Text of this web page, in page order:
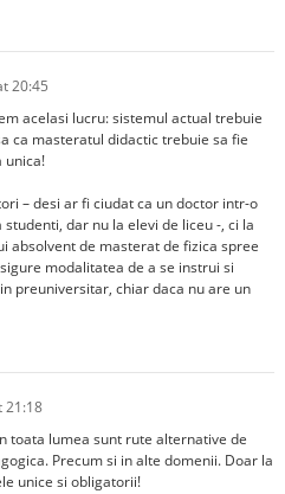
20:45
acelasi lucru: sistemul actual trebuie
ca masteratul didactic trebuie sa fie
unica!
– desi ar fi ciudat ca un doctor intr-o
dar nu la elevi de liceu -, ci la
absolvent de masterat de fizica spree
modalitatea de a se instrui si
preuniversitar, chiar daca nu are un
21:18
toata lumea sunt rute alternative de
Precum si in alte domenii. Doar la
unice si obligatorii!